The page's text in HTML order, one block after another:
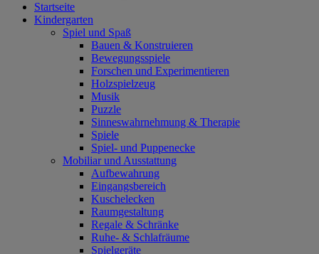
Startseite
Kindergarten
Spiel und Spaß
Bauen & Konstruieren
Bewegungsspiele
Forschen und Experimentieren
Holzspielzeug
Musik
Puzzle
Sinneswahrnehmung & Therapie
Spiele
Spiel- und Puppenecke
Mobiliar und Ausstattung
Aufbewahrung
Eingangsbereich
Kuschelecken
Raumgestaltung
Regale & Schränke
Ruhe- & Schlafräume
Spielgeräte